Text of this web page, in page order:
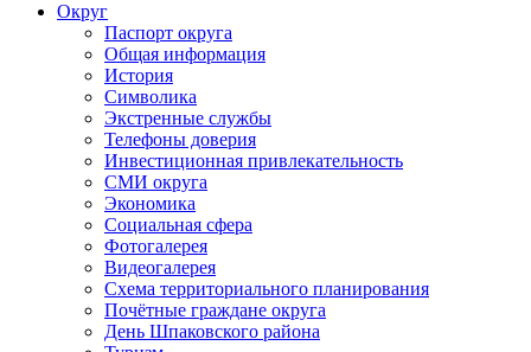
Округ
Паспорт округа
Общая информация
История
Символика
Экстренные службы
Телефоны доверия
Инвестиционная привлекательность
СМИ округа
Экономика
Социальная сфера
Фотогалерея
Видеогалерея
Схема территориального планирования
Почётные граждане округа
День Шпаковского района